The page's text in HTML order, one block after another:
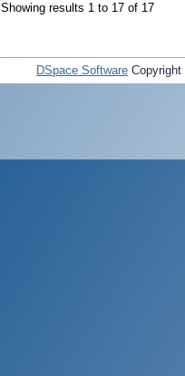
Showing results 1 to 17 of 17
DSpace Software